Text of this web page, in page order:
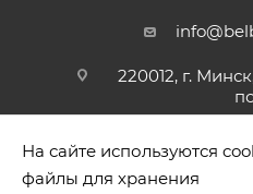
220012, г.
На сайте используются
файлы для хранения